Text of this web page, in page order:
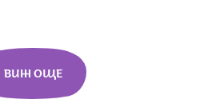
ВИЖ ОЩЕ